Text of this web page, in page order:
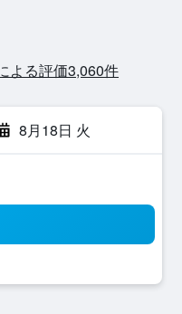
よる評価3,060​件
8月18日 火